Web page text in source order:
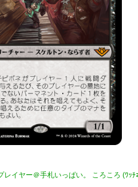
レイヤー＠手札いっぱい。 ころころ (ﾜｯ